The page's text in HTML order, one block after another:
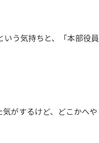
う気持ちと、「本部役員
がするけど、どこかへや